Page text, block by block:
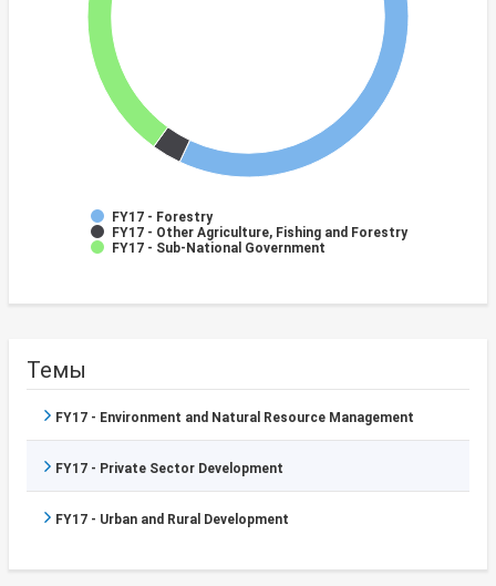
FY17 - Forestry
FY17 - Other Agriculture, Fishing and Forestry
FY17 - Sub-National Government
Темы
FY17 - Environment and Natural Resource Management
FY17 - Private Sector Development
FY17 - Urban and Rural Development